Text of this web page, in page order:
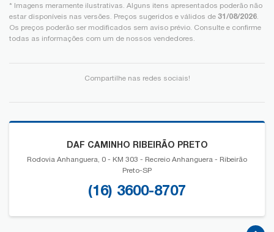
* Imagens meramente ilustrativas. Alguns itens apresentados poderão não
estar disponíveis nas versões. Preços sugeridos e válidos de 31/08/2026
Os preços poderão ser modificados sem aviso prévio. Consulte e confirme
todas as informações com um de nossos vendedores.
Compartilhe nas redes sociais!
DAF CAMINHO RIBEIRÃO PRETO
Rodovia Anhanguera, 0 - KM 303 - Recreio Anhanguera - Ribeirão
Preto-SP
(16) 3600-8707